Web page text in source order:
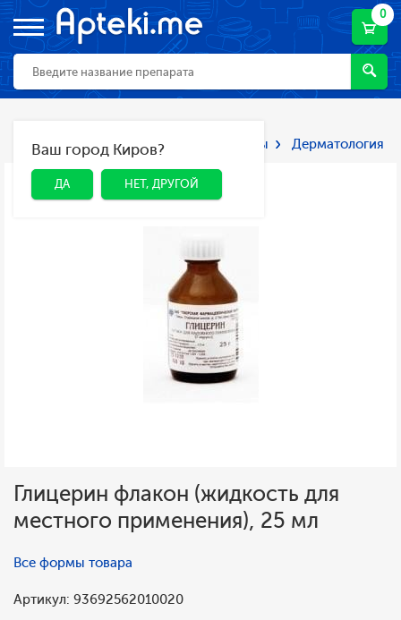
0
ДА НЕТ, ДРУГОЙ
Ваш город Киров?
ДА НЕТ, ДРУГОЙ
Главная Каталог Лекарства и БАДы Дерматология
Глицерин флакон (жидкость для
местного применения), 25 мл
Все формы товара
Артикул: 93692562010020